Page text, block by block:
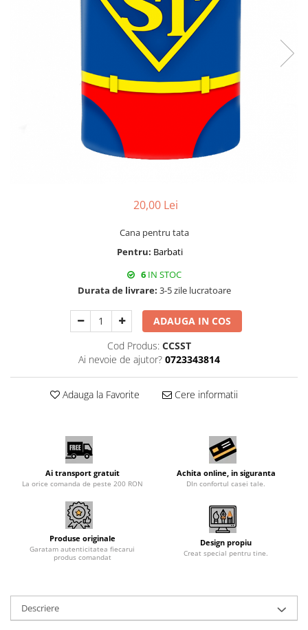
20,00 Lei
Cana pentru tata
Pentru: Barbati
6 IN STOC
Durata de livrare: 3-5 zile lucratoare
ADAUGA IN COS
Cod Produs: CCSST
Ai nevoie de ajutor? 0723343814
Adauga la Favorite Cere informatii
Ai transport gratuit
La orice comanda de peste 200 RON
Achita online, in siguranta
DIn confortul casei tale.
Produse originale
Garatam autenticitatea fiecarui
produs comandat
Design propiu
Creat special pentru tine.
Descriere